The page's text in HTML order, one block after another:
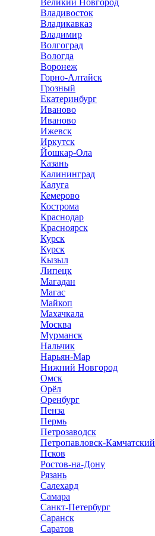
Великий Новгород
Владивосток
Владикавказ
Владимир
Волгоград
Вологда
Воронеж
Горно-Алтайск
Грозный
Екатеринбург
Иваново
Иваново
Ижевск
Иркутск
Йошкар-Ола
Казань
Калининград
Калуга
Кемерово
Кострома
Краснодар
Красноярск
Курск
Курск
Кызыл
Липецк
Магадан
Магас
Майкоп
Махачкала
Москва
Мурманск
Нальчик
Нарьян-Мар
Нижний Новгород
Омск
Орёл
Оренбург
Пенза
Пермь
Петрозаводск
Петропавловск-Камчатский
Псков
Ростов-на-Дону
Рязань
Салехард
Самара
Санкт-Петербург
Саранск
Саратов